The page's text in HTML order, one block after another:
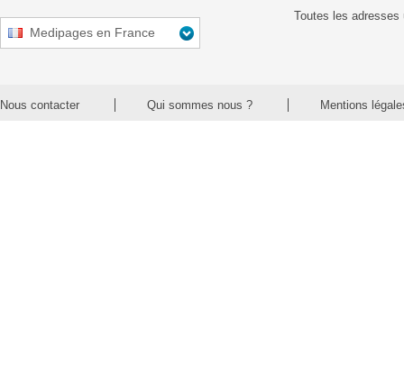
Medipages en France
Toutes les adresses
Nous contacter Qui sommes nous ? Mentions